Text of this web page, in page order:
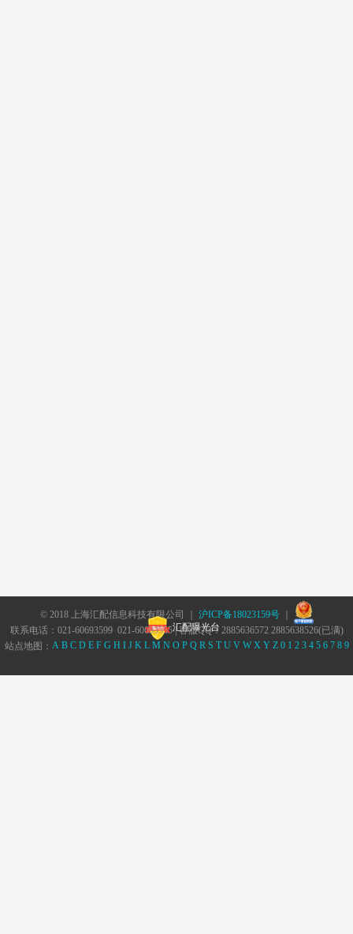
© 2018 上海汇配信息科技有限公司 ｜ 沪ICP备18023159号｜
汇配曝光台
联系电话：021-60693599 021-60693555 | 客服QQ：2885636572 2885638526(已满)
站点地图： A B C D E F G H I J K L M N O P Q R S T U V W X Y Z 0 1 2 3 4 5 6 7 8 9